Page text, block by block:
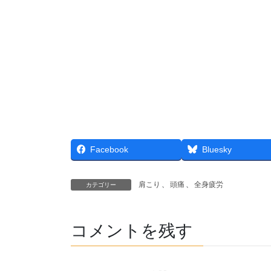
Facebook Bluesky
カテゴリー 肩こり 、 頭痛 、 全身疲労
コメントを残す